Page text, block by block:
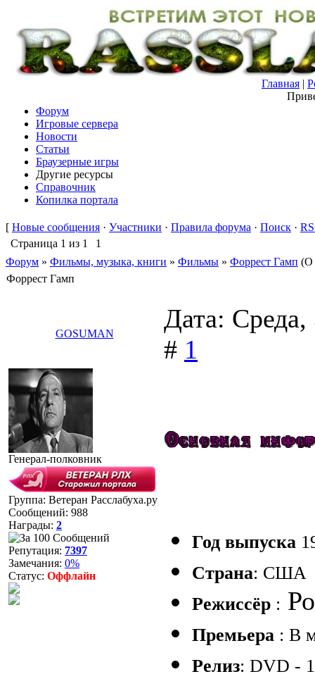
Главная |
Форум
Игровые сервера
Новости
Статьи
Браузерные игры
Другие ресурсы
Справочник
Копилка портала
[ Новые сообщения · Участники · Правила форума · Поиск ·
Страница 1 из 1
1
Форум » Фильмы, музыка, книги » Фильмы » Форрест Гамп (О
Форрест Гамп
GOSUMAN
Дата:
# 1
Генерал-полковник
Группа: Ветеран Расслабуха.ру
Сообщений: 988
Награды: 2
Репутация: 7397
Замечания: 0%
Статус: Оффлайн
Год выпуска
Страна: США
Режиссёр :
Премьера : В
Релиз: DVD -